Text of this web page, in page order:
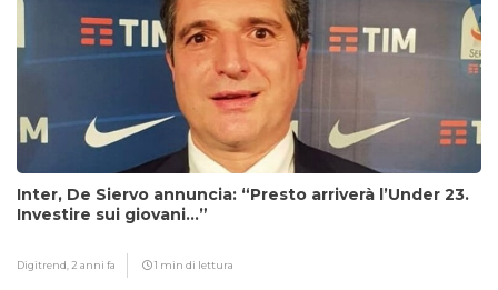
Inter, De Siervo annuncia: “Presto arriverà l’Under 23.
Investire sui giovani…”
Digitrend, 2 anni fa 1 min di lettura